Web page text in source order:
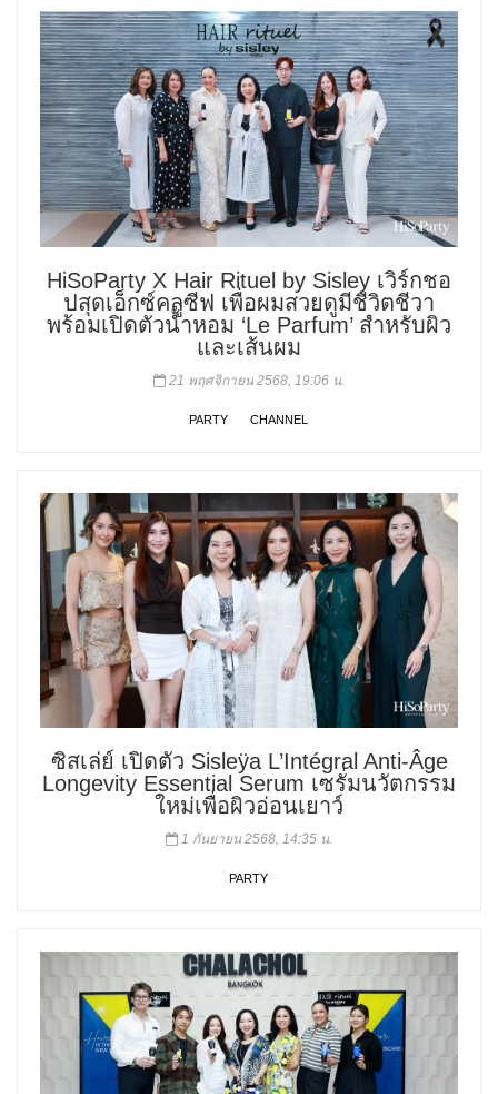
HiSoParty X Hair Rituel by Sisley เวิร์กชอ
ปสุดเอ็กซ์คลูซีฟ เพื่อผมสวยดูมีชีวิตชีวา
พร้อมเปิดตัวน้ำหอม ‘Le Parfum’ สำหรับผิว
และเส้นผม
21 พฤศจิกายน 2568, 19:06 น.
PARTY CHANNEL
ซิสเล่ย์ เปิดตัว Sisleÿa L’Intégral Anti-Âge
Longevity Essential Serum เซรั่มนวัตกรรม
ใหม่เพื่อผิวอ่อนเยาว์
1 กันยายน 2568, 14:35 น.
PARTY